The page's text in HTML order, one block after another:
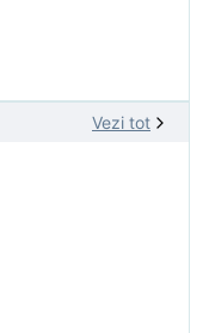
Vezi tot